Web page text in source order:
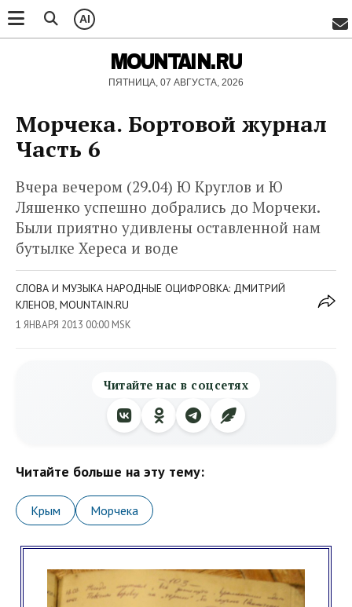
AI
MOUNTAIN.RU
ПЯТНИЦА, 07 АВГУСТА, 2026
Морчека. Бортовой журнал
Часть 6
Вчера вечером (29.04) Ю Круглов и Ю
Ляшенко успешно добрались до Морчеки.
Были приятно удивлены оставленной нам
бутылке Хереса и воде
СЛОВА И МУЗЫКА НАРОДНЫЕ ОЦИФРОВКА: ДМИТРИЙ
КЛЕНОВ, MOUNTAIN.RU
1 ЯНВАРЯ 2013 00:00 MSK
Читайте нас в соцсетях
Читайте больше на эту тему:
Крым Морчека